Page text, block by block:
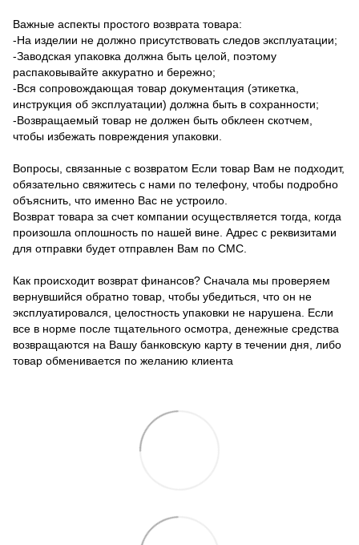
Важные аспекты простого возврата товара:
-На изделии не должно присутствовать следов эксплуатации;
-Заводская упаковка должна быть целой, поэтому
распаковывайте аккуратно и бережно;
-Вся сопровождающая товар документация (этикетка,
инструкция об эксплуатации) должна быть в сохранности;
-Возвращаемый товар не должен быть обклеен скотчем,
чтобы избежать повреждения упаковки.
Вопросы, связанные с возвратом Если товар Вам не подходит,
обязательно свяжитесь с нами по телефону, чтобы подробно
объяснить, что именно Вас не устроило.
Возврат товара за счет компании осуществляется тогда, когда
произошла оплошность по нашей вине. Адрес с реквизитами
для отправки будет отправлен Вам по СМС.
Как происходит возврат финансов? Сначала мы проверяем
вернувшийся обратно товар, чтобы убедиться, что он не
эксплуатировался, целостность упаковки не нарушена. Если
все в норме после тщательного осмотра, денежные средства
возвращаются на Вашу банковскую карту в течении дня, либо
товар обменивается по желанию клиента